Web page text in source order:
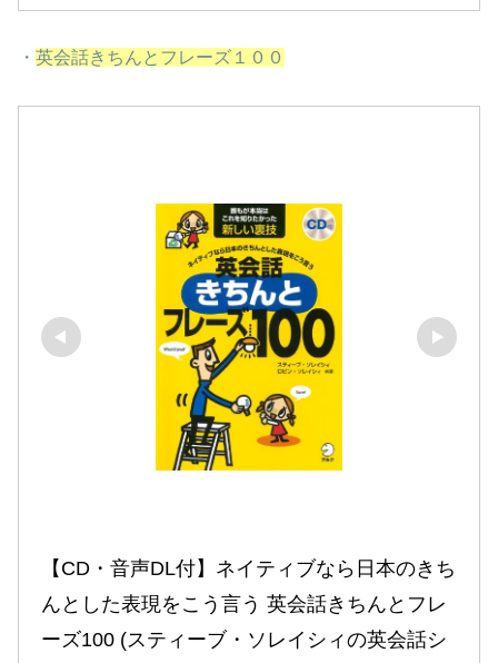
・ 英会話きちんとフレーズ１００
【CD・音声DL付】ネイティブなら日本のきち
んとした表現をこう言う 英会話きちんとフレ
ーズ100 (スティーブ・ソレイシィの英会話シ